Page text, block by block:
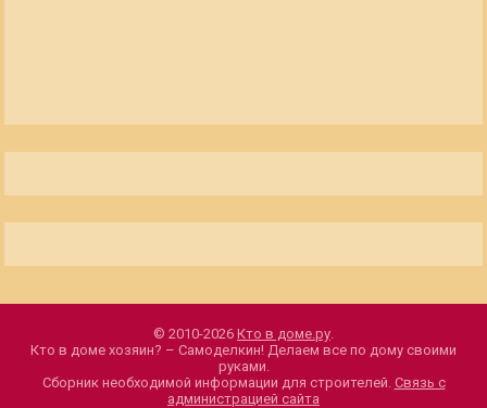
© 2010-2026 Кто в доме.ру.
Кто в доме хозяин? – Самоделкин! Делаем все по дому своими
руками.
Сборник необходимой информации для строителей. Связь с
администрацией сайта